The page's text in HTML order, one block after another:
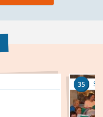
35